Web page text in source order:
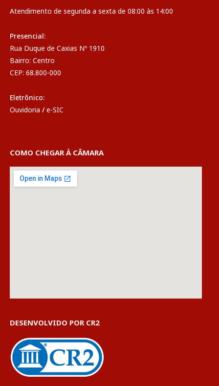
Atendimento de segunda a sexta de 08:00 às 14:00
Presencial:
Rua Duque de Caxias Nº 1910
Bairro: Centro
CEP: 68.800-000
Eletrônico:
Ouvidoria / e-SIC
COMO CHEGAR À CÂMARA
DESENVOLVIDO POR CR2